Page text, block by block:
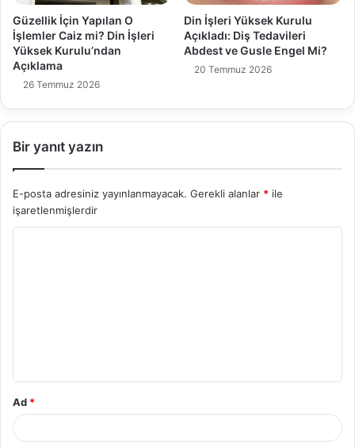
Güzellik İçin Yapılan O
İşlemler Caiz mi? Din İşleri
Yüksek Kurulu’ndan
Açıklama
26 Temmuz 2026
Din İşleri Yüksek Kurulu
Açıkladı: Diş Tedavileri
Abdest ve Gusle Engel Mi?
20 Temmuz 2026
Bir yanıt yazın
E-posta adresiniz yayınlanmayacak. Gerekli alanlar * ile
işaretlenmişlerdir
Ad *